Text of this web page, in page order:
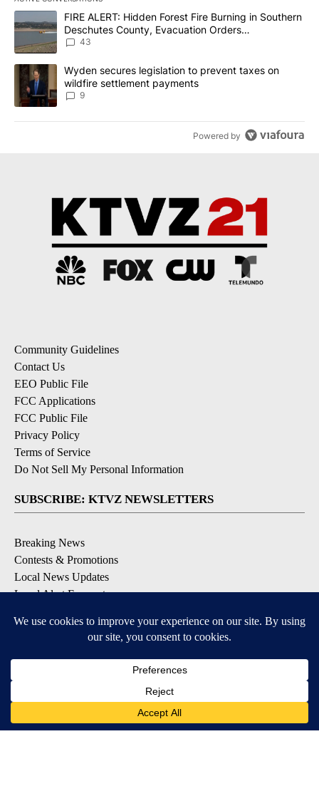
The following is a list of the most commented articles in the last
A trending article titled "FIRE ALERT: Hidden Forest Fire
FIRE ALERT: Hidden Forest Fire Burning in Southern
Deschutes County, Evacuation Orders
Implemented
43
A trending article titled "Wyden secures legislation to prevent
Wyden secures legislation to prevent taxes on
wildfire settlement payments
9
Powered by
Community Guidelines
Contact Us
EEO Public File
FCC Applications
FCC Public File
Privacy Policy
Terms of Service
Do Not Sell My Personal Information
SUBSCRIBE: KTVZ NEWSLETTERS
Breaking News
Contests & Promotions
Local News Updates
Local Alert Forecast
DOWNLOAD: KTVZ APPS